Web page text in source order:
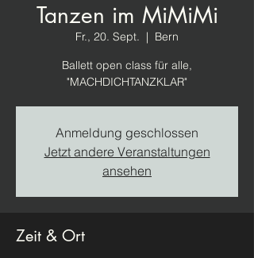
Tanzen im MiMiMi
Fr., 20. Sept.
  |
Bern
Ballett open class für alle,
"MACHDICHTANZKLAR"
Anmeldung geschlossen
Jetzt andere Veranstaltungen
ansehen
Zeit & Ort